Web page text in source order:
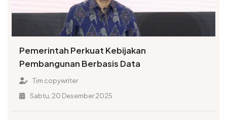
Pemerintah Perkuat Kebijakan
Pembangunan Berbasis Data
Tim copywriter
Sabtu, 20 Desember 2025